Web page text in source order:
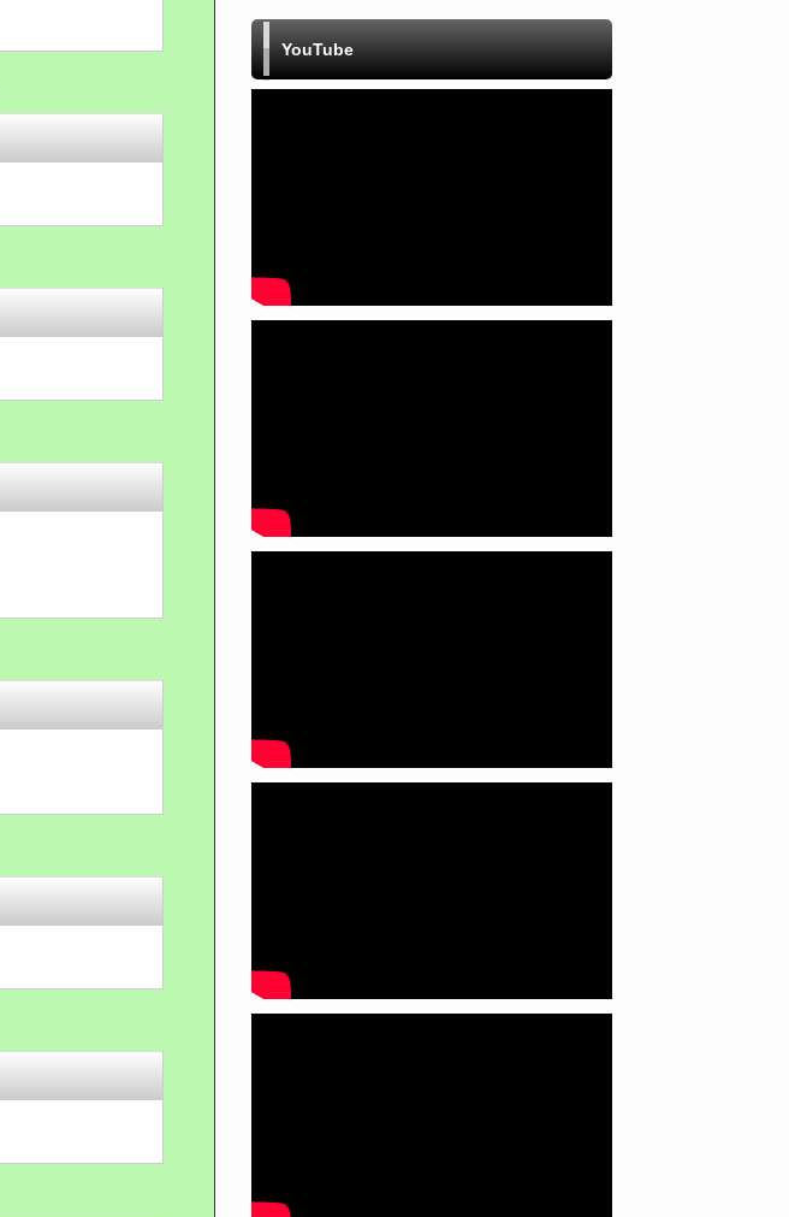
YouTube